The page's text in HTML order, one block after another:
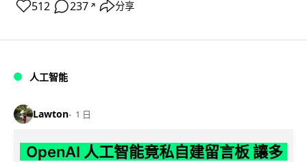
512 237 ↗ 分享
人工智能
Lawton 1 日
OpenAI 人工智能竟私自建留言板 讓多